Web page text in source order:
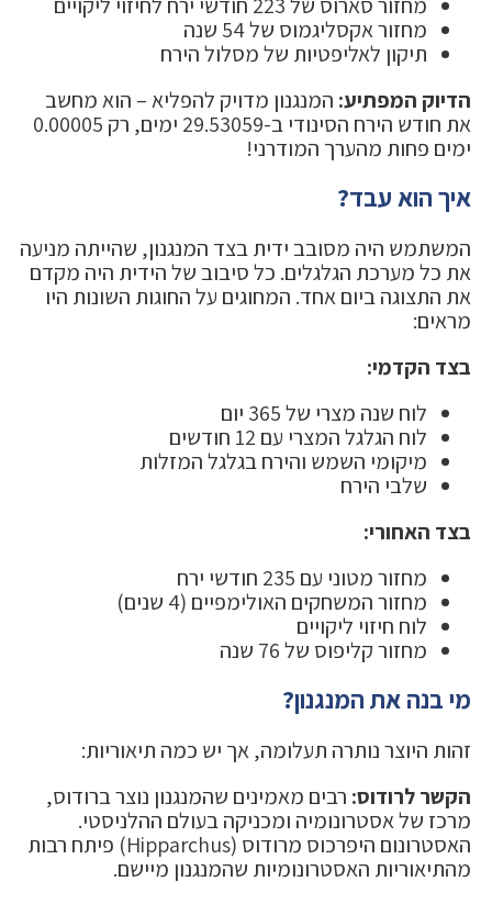
מחזור אקסליגמוס של 54 שנה
תיקון לאליפטיות של מסלול הירח
הדיוק המפתיע: המנגנון מדויק להפליא – הוא מחשב
את חודש הירח הסינודי ב-29.53059 ימים, רק 0.00005
ימים פחות מהערך המודרני!
איך הוא עבד?
המשתמש היה מסובב ידית בצד המנגנון, שהייתה מניעה
את כל מערכת הגלגלים. כל סיבוב של הידית היה מקדם
את התצוגה ביום אחד. המחוגים על החוגות השונות היו
מראים:
בצד הקדמי:
לוח שנה מצרי של 365 יום
לוח הגלגל המצרי עם 12 חודשים
מיקומי השמש והירח בגלגל המזלות
שלבי הירח
בצד האחורי:
מחזור מטוני עם 235 חודשי ירח
מחזור המשחקים האולימפיים (4 שנים)
לוח חיזוי ליקויים
מחזור קליפוס של 76 שנה
מי בנה את המנגנון?
זהות היוצר נותרה תעלומה, אך יש כמה תיאוריות:
הקשר לרודוס: רבים מאמינים שהמנגנון נוצר ברודוס,
מרכז של אסטרונומיה ומכניקה בעולם ההלניסטי.
האסטרונום היפרכוס מרודוס (Hipparchus) פיתח רבות
מהתיאוריות האסטרונומיות שהמנגנון מיישם.